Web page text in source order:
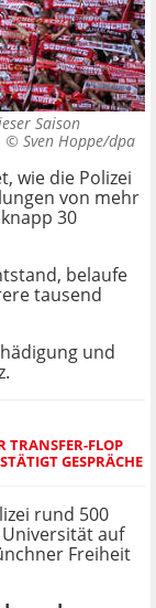
Saison
© Sven Hoppe/dpa
wie die Polizei
von mehr
30
belaufe
tausend
und
TRANSFER-FLOP
GESPRÄCHE
rund 500
auf
Freiheit